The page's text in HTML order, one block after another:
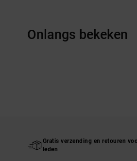
Onlangs bekeken
Gratis verzending en retouren
leden